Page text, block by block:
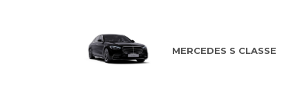
MERCEDES S CLASSE